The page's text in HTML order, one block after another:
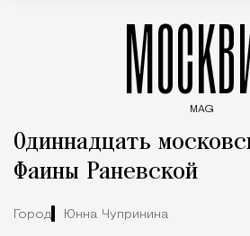
MAG
Одиннадцать
Фаины Раневской
Город Юнна Чупринина